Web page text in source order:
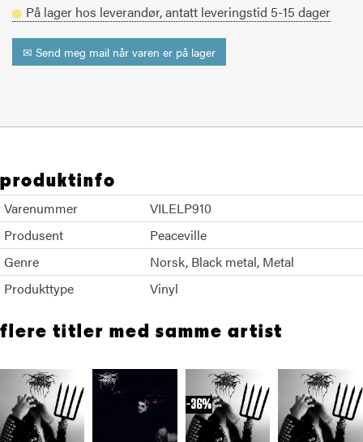
På lager hos leverandør,antatt leveringstid 5-15 dager
✉ Send meg mail når varen er på lager
produktinfo
Varenummer
VILELP910
Produsent
Peaceville
Genre
Norsk Black metal Metal
Produkttype
Vinyl
flere titler med samme artist
36%